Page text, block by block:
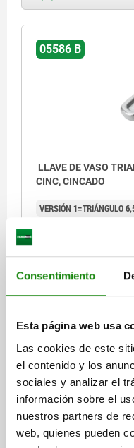
Consentimiento
Esta página web usa
Las cookies de este
el contenido y los
sociales y analizar el
información sobre el
nuestros partners de
web, quienes pueden
05586 B
LLAVE DE VASO
CINC, CINCADO
VERSIÓN 1=TRIÁNGULO
más IVA.
DETALLES
CAD
DESCARGAS